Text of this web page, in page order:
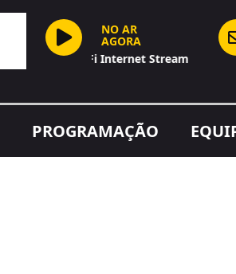
NO AR
AGORA
Hi-Fi Internet Stream
PROGRAMAÇÃO